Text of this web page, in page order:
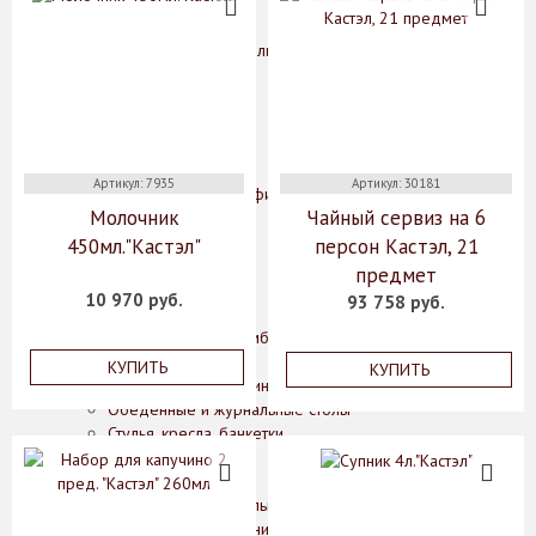
Декоративные изделия, фигурки животных
Подсвечники
Рамки для фотографий
Статуэтки
Цветы
Шкатулки
Мебель
Комоды, шкафы, тумбы
Консоли, стеллажи
Кофейные столики, интерьерные подставки
Обеденные и журнальные столы
Стулья, кресла, банкетки
Освещение
Бра
Классические светильники
Подвесные светильники
Артикул: 7935
Молочник
450мл."Кастэл"
10 970 руб.
КУПИТЬ
Артикул: 30181
Чайный сервиз на 6
персон Кастэл, 21
предмет
93 758 руб.
КУПИТЬ